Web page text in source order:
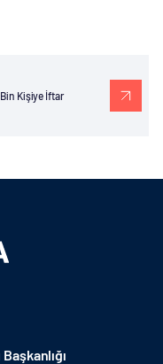
Kişiye İftar